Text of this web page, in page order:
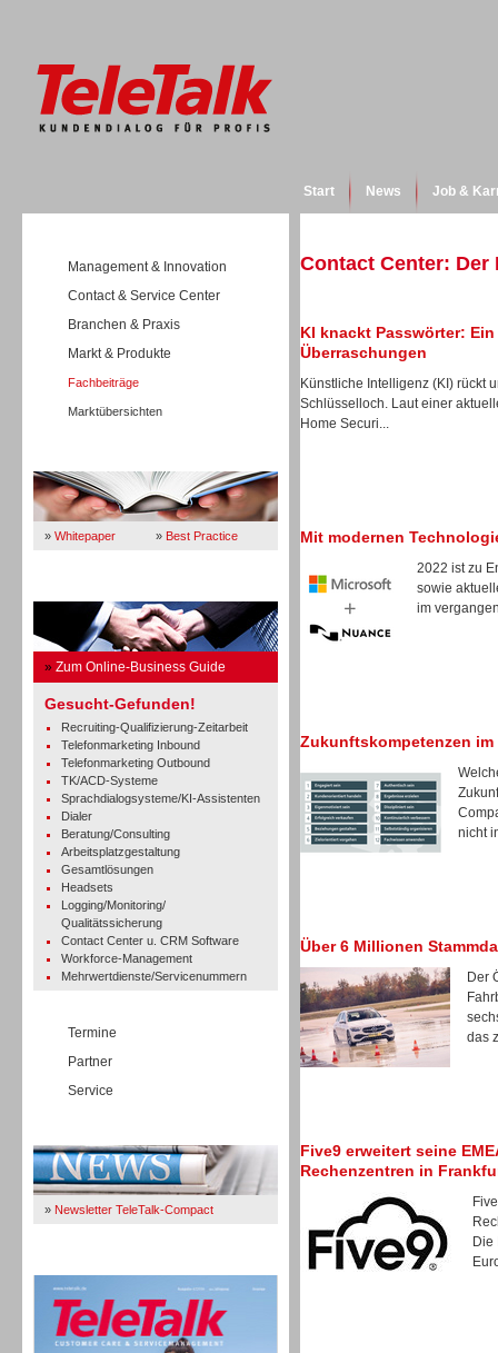
Start News Job &
Management & Innovation
Contact & Service Center
Branchen & Praxis
Markt & Produkte
Fachbeiträge
Marktübersichten
» Whitepaper » Best Practice
» Zum Online-Business Guide
Gesucht-Gefunden!
Recruiting-Qualifizierung-Zeitarbeit
Telefonmarketing Inbound
Telefonmarketing Outbound
TK/ACD-Systeme
Sprachdialogsysteme/KI-Assistenten
Dialer
Beratung/Consulting
Arbeitsplatzgestaltung
Gesamtlösungen
Headsets
Logging/Monitoring/
Qualitätssicherung
Contact Center u. CRM Software
Workforce-Management
Mehrwertdienste/Servicenummern
Termine
Partner
Service
» Newsletter TeleTalk-Compact
Contact Center:
KI knackt Passwörter:
Überraschungen
Künstliche Intelligenz (KI) rückt
Schlüsselloch. Laut einer
Home Securi...
Mit modernen
2022 ist zu
sowie
im
Zukunftskompetenzen im
nicht
Über 6 Millionen
Der
das
Five9 erweitert seine
Rechenzentren in
Die